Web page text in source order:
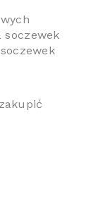
soczewek